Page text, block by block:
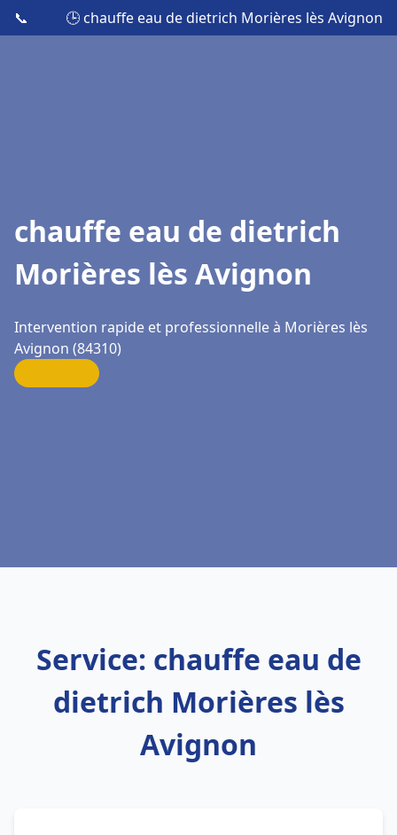
📞 🕒 chauffe eau de dietrich Morières lès Avignon
chauffe eau de dietrich
Morières lès Avignon
Intervention rapide et professionnelle à Morières lès
Avignon (84310)
Service: chauffe eau de
dietrich Morières lès
Avignon